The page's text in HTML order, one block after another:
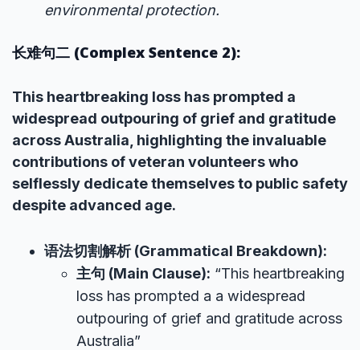
environmental protection.
长难句二 (Complex Sentence 2):
This heartbreaking loss has prompted a
widespread outpouring of grief and gratitude
across Australia, highlighting the invaluable
contributions of veteran volunteers who
selflessly dedicate themselves to public safety
despite advanced age.
语法切割解析 (Grammatical Breakdown):
主句 (Main Clause): “This heartbreaking
loss has prompted a a widespread
outpouring of grief and gratitude across
Australia”